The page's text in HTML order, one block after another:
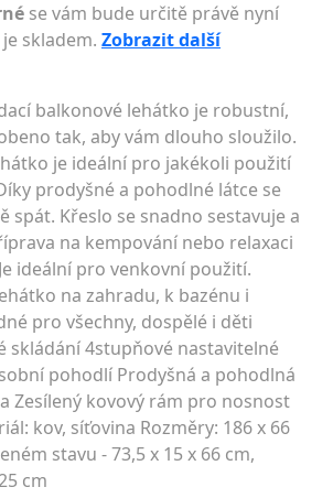
se vám bude určitě právě nyní
skladem. Zobrazit další
balkonové lehátko je robustní,
tak, aby vám dlouho sloužilo.
je ideální pro jakékoli použití
prodyšné a pohodlné látce se
spát. Křeslo se snadno sestavuje a
na kempování nebo relaxaci
ideální pro venkovní použití.
na zahradu, k bazénu i
pro všechny, dospělé i děti
skládání 4stupňové nastavitelné
pohodlí Prodyšná a pohodlná
Zesílený kovový rám pro nosnost
kov, síťovina Rozměry: 186 x 66
stavu - 73,5 x 15 x 66 cm,
cm